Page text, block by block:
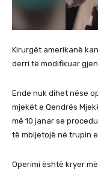
Kirurgët amerikanë
derri të modifikuar
Ende nuk dihet nëse
mjekët e Qendrës
më 10 janar se
të mbijetojë në trupin
Operimi është kryer